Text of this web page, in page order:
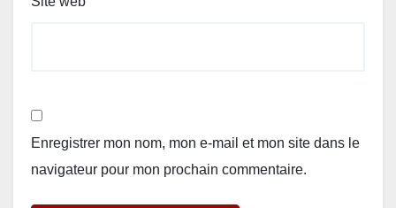
Enregistrer mon nom, mon e-mail et mon site dans le
navigateur pour mon prochain commentaire.